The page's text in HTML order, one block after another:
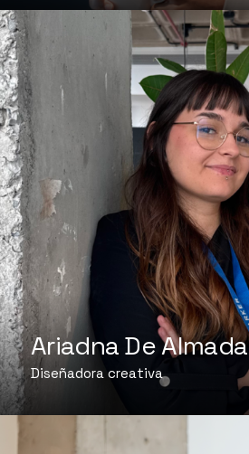
Ariadna De Almada
Diseñadora creativa